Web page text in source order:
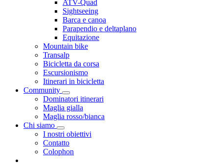
ATV-Quad
Sightseeing
Barca e canoa
Parapendio e deltaplano
Equitazione
Mountain bike
Transalp
Bicicletta da corsa
Escursionismo
Itinerari in bicicletta
Community
Dominatori itinerari
Maglia gialla
Maglia rosso/bianca
Chi siamo
I nostri obiettivi
Contatto
Colophon